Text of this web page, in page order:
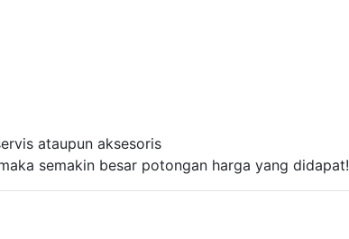
ataupun aksesoris
semakin besar potongan harga yang didapat!